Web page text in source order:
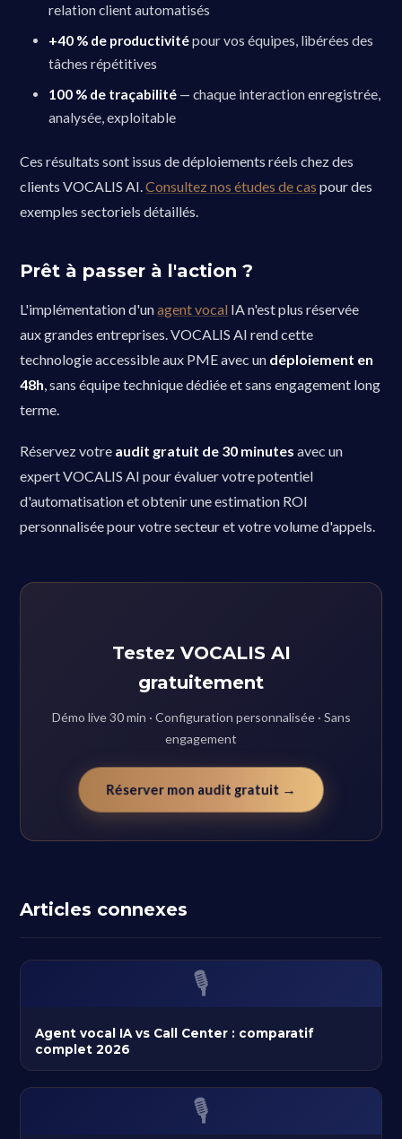
relation client automatisés
+40 % de productivitépour vos équipes, libérées des
tâches répétitives
100 % de traçabilité — chaque interaction enregistrée,
analysée, exploitable
Ces résultats sont issus de déploiements réels chez des
clients VOCALIS AI.Consultez nos études de cas pour des
exemples sectoriels détaillés.
Prêt à passer à l'action ?
L'implémentation d'unagent vocal IA n'est plus réservée
aux grandes entreprises. VOCALIS AI rend cette
technologie accessible aux PME avec un déploiement en
48h, sans équipe technique dédiée et sans engagement long
terme.
Réservez votre audit gratuit de 30 minutes avec un
expert VOCALIS AI pour évaluer votre potentiel
d'automatisation et obtenir une estimation ROI
personnalisée pour votre secteur et votre volume d'appels.
Testez VOCALIS AI
gratuitement
Démo live 30 min · Configuration personnalisée · Sans
engagement
Réserver mon audit gratuit →
Articles connexes
🎙️
Agent vocal IA vs Call Center : comparatif
complet 2026
🎙️